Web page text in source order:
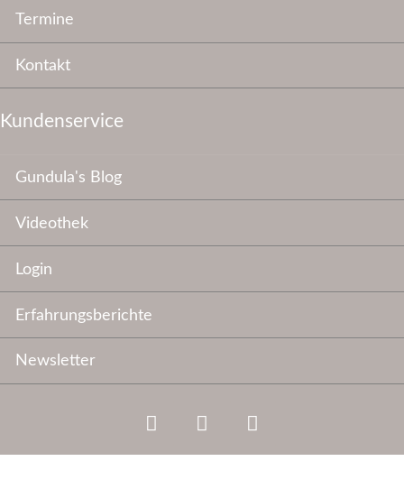
Termine
Kontakt
Kundenservice
Gundula's Blog
Videothek
Login
Erfahrungsberichte
Newsletter